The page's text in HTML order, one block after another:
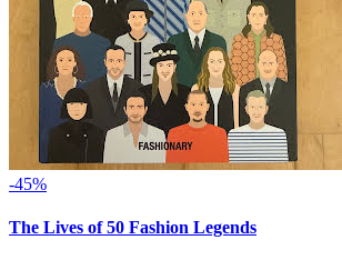
-45%
The Lives of 50 Fashion Legends